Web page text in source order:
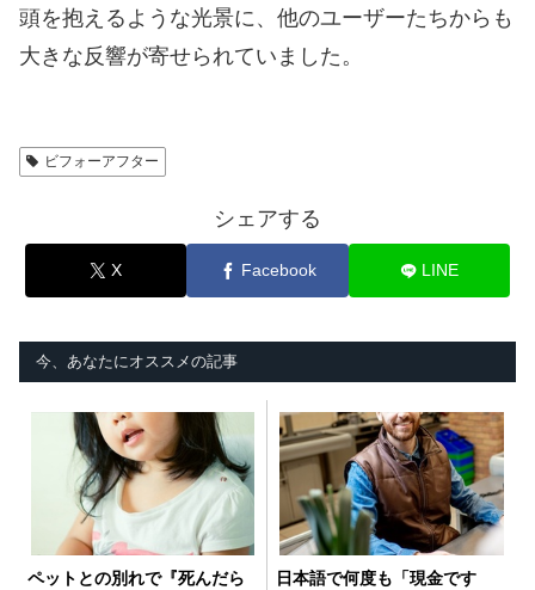
頭を抱えるような光景に、他のユーザーたちからも
大きな反響が寄せられていました。
ビフォーアフター
シェアする
X Facebook LINE
今、あなたにオススメの記事
ペットとの別れで『死んだら 日本語で何度も「現金です